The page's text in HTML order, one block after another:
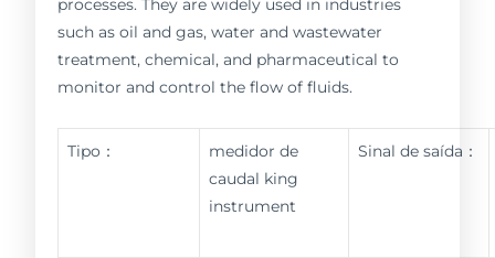
processes. They are widely used in industries
such as oil and gas, water and wastewater
treatment, chemical, and pharmaceutical to
monitor and control the flow of fluids.
Tipo：
medidor de
caudal king
instrument
Sinal de saída：